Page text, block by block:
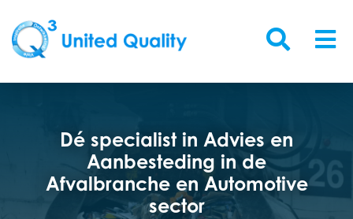
Dé specialist in Advies en
Aanbesteding in de
Afvalbranche en Automotive
sector